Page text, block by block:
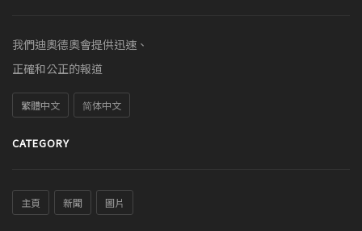
我們迪奧德奧會提供迅速、
正確和公正的報道
繁體中文 简体中文
CATEGORY
主頁 新聞 圖片